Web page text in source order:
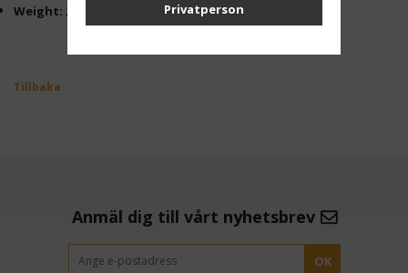
Weight: 2,48 kg
Tillbaka
Anmäl dig till vårt nyhetsbrev
OK
Privatperson